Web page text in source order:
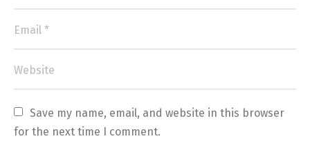
Save my name, email, and website in this browser
for the next time I comment.